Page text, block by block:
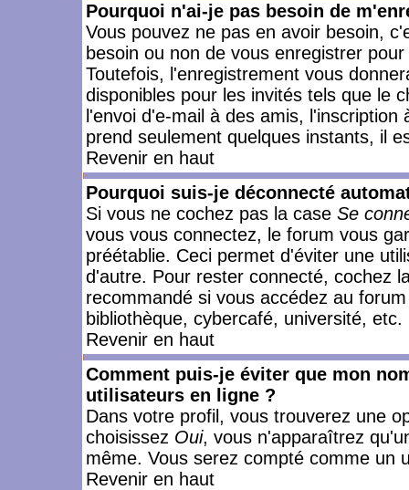
Pourquoi n'ai-je pas besoin de
Vous pouvez ne pas en avoir besoin,
besoin ou non de vous enregistrer
Toutefois, l'enregistrement vous
disponibles pour les invités tels que le
l'envoi d'e-mail à des amis,
prend seulement quelques instants, il
Revenir en haut
Pourquoi suis-je déconnecté
Si vous ne cochez pas la case Se
vous vous connectez, le forum vous
préétablie. Ceci permet d'éviter une
d'autre. Pour rester connecté, cochez
recommandé si vous accédez au
bibliothèque, cybercafé, université, etc.
Revenir en haut
Comment puis-je éviter que mon
utilisateurs en ligne ?
Dans votre profil, vous trouverez une
choisissez Oui, vous n'apparaîtrez
même. Vous serez compté comme un
Revenir en haut